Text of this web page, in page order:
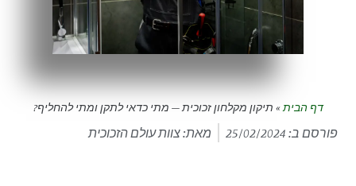
דף הבית» תיקון מקלחון זכוכית – מתי כדאי לתקן ומתי להחליף?
פורסם ב: מאת: צוות עולם הזכוכית